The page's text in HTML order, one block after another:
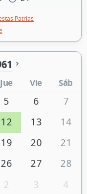
Patrias
Jue Vie Sáb
5 6
7
12 13
14
19 20
21
26 27
28
2 3
4